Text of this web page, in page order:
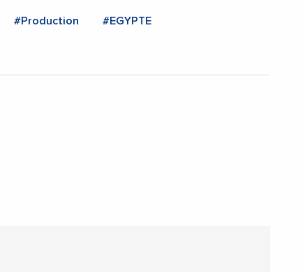
#Production #EGYPTE